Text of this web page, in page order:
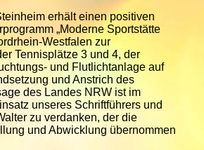
erhält einen positiven
„Moderne Sportstätte
Westfalen zur
Tennisplätze 3 und 4, der
und Flutlichtanlage auf
und Anstrich des
des Landes NRW ist im
unseres Schriftführers und
zu verdanken, der die
und Abwicklung übernommen